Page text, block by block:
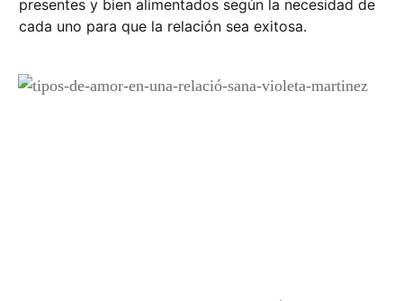
presentes y bien alimentados según la necesidad de
cada uno para que la relación sea exitosa.